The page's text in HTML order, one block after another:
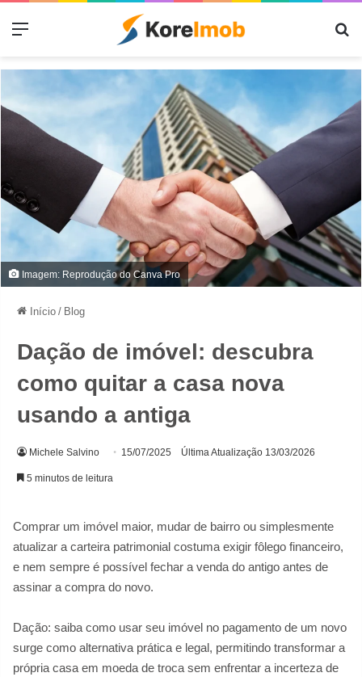
Menu
Imagem: Reprodução do Canva Pro
Início / Blog
Dação de imóvel: descubra
como quitar a casa nova
usando a antiga
Michele Salvino 15/07/2025 Última Atualização 13/03/2026
5 minutos de leitura
Comprar um imóvel maior, mudar de bairro ou simplesmente
atualizar a carteira patrimonial costuma exigir fôlego financeiro,
e nem sempre é possível fechar a venda do antigo antes de
assinar a compra do novo.
Dação: saiba como usar seu imóvel no pagamento de um novo
surge como alternativa prática e legal, permitindo transformar a
própria casa em moeda de troca sem enfrentar a incerteza de